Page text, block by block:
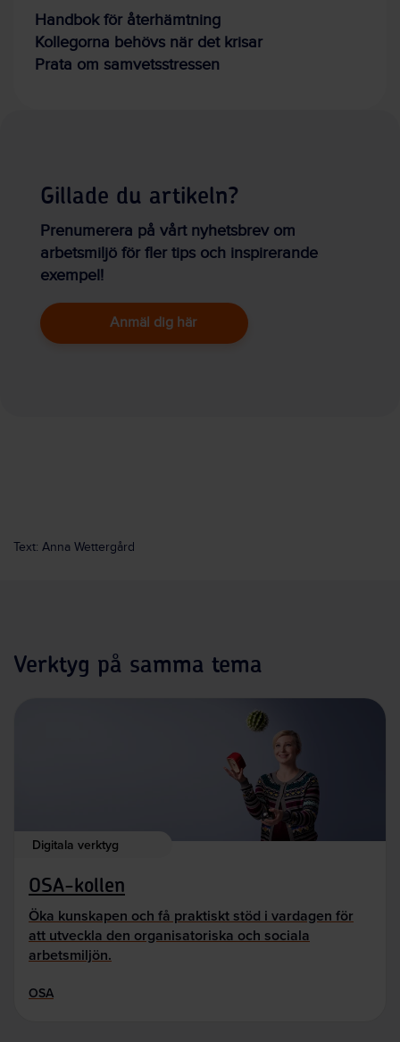
Handbok för återhämtning
Kollegorna behövs när det krisar
Prata om samvetsstressen
Gillade du artikeln?
Prenumerera på vårt nyhetsbrev om
arbetsmiljö för fler tips och inspirerande
exempel!
Anmäl dig här
Text: Anna Wettergård
Verktyg på samma tema
Digitala verktyg
OSA-kollen
Öka kunskapen och få praktiskt stöd i vardagen för
att utveckla den organisatoriska och sociala
arbetsmiljön.
OSA